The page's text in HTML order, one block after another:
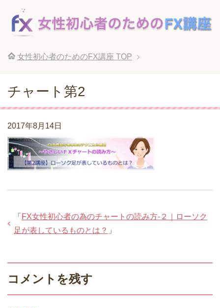
女性初心者のためのFX講座 TOP
チャート第2
2017年8月14日
「 FX女性初心者の為のチャートの読み方-２｜ローソク
足が表しているものとは？ 」
コメントを残す